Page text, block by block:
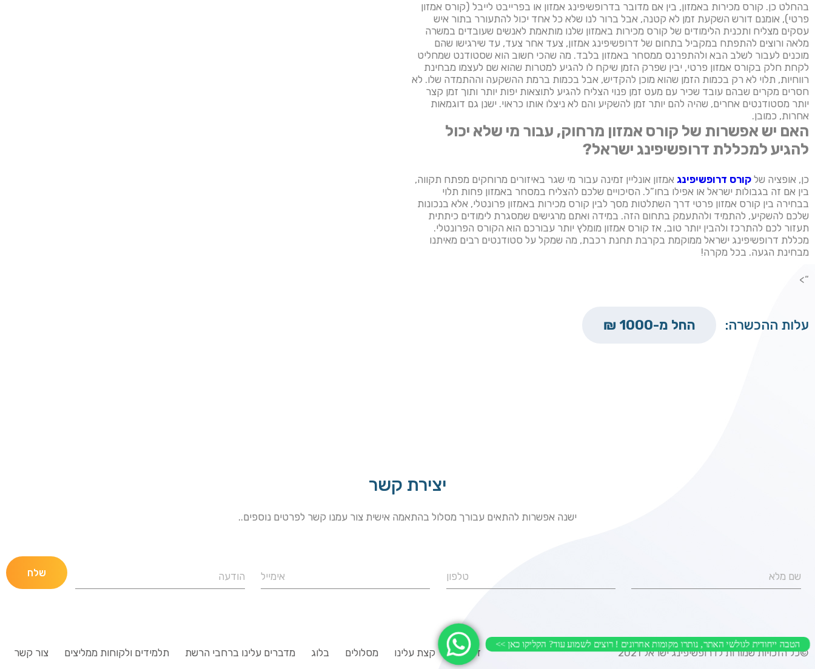
בהחלט כן. קורס מכירות באמזון, בין אם מדובר בדרופשיפינג אמזון או בפרייבט לייבל (קורס אמזון
פרטי), אומנם דורש השקעת זמן לא קטנה, אבל ברור לנו שלא כל אחד יכול להתעורר בתור איש
עסקים מצליח ותכנית הלימודים של קורס מכירות באמזון שלנו מותאמת לאנשים שעובדים במשרה
מלאה ורוצים להתפתח במקביל בתחום של דרופשיפינג אמזון, צעד אחר צעד, עד שירגישו שהם
מוכנים לעבור לשלב הבא ולהתפרנס ממסחר באמזון בלבד. מה שהכי חשוב הוא שסטודנט שמחליט
לקחת חלק בקורס אמזון פרטי, יבין שפרק הזמן שיקח לו להגיע למטרות שהוא שם לעצמו מבחינת
רווחיות, תלוי לא רק בכמות הזמן שהוא מוכן להקדיש, אבל בכמות ברמת ההשקעה וההתמדה שלו. לא
חסרים מקרים שבהם עובד שכיר עם מעט זמן פנוי הצליח להגיע לתוצאות יפות יותר ותוך זמן קצר
יותר מסטודנטים אחרים, שהיה להם יותר זמן להשקיע והם לא ניצלו אותו כראוי. ישנן גם דוגמאות
אחרות, כמובן.
האם יש אפשרות של קורס אמזון מרחוק, עבור מי שלא יכול
להגיע למכללת דרופשיפינג ישראל?
כן, אופציה של קורס דרופשיפינג אמזון אונליין זמינה עבור מי שגר באיזורים מרוחקים מפתח תקווה,
בין אם זה בגבולות ישראל או אפילו בחו”ל. הסיכויים שלכם להצליח במסחר באמזון פחות תלוי
בבחירה בין קורס אמזון פרטי דרך השתלטות מסך לבין קורס מכירות באמזון פרונטלי, אלא בנכונות
שלכם להשקיע, להתמיד ולהתעמק בתחום הזה. במידה ואתם מרגישים שמסגרת לימודים כיתתית
תעזור לכם להתרכז ולהבין יותר טוב, אז קורס אמזון מומלץ יותר עבורכם הוא הקורס הפרונטלי.
מכללת דרופשיפינג ישראל ממוקמת בקרבת תחנת רכבת, מה שמקל על סטודנטים רבים מאיתנו
מבחינת הגעה. בכל מקרה!
“>
עלות ההכשרה: החל מ-1000 ₪
יצירת קשר
ישנה אפשרות להתאים עבורך מסלול בהתאמה אישית צור עמנו קשר לפרטים נוספים..
©כל הזכויות שמורות לדרופשיפינג ישראל 2021 דף בית קצת עלינו מסלולים בלוג מדברים עלינו ברחבי הרשת תלמידים ולקוחות ממליצים צור קשר
הטבה ייחודית לגולשי האתר, נותרו מקומות אחרונים ! רוצים לשמוע עוד? הקליקו כאן >>